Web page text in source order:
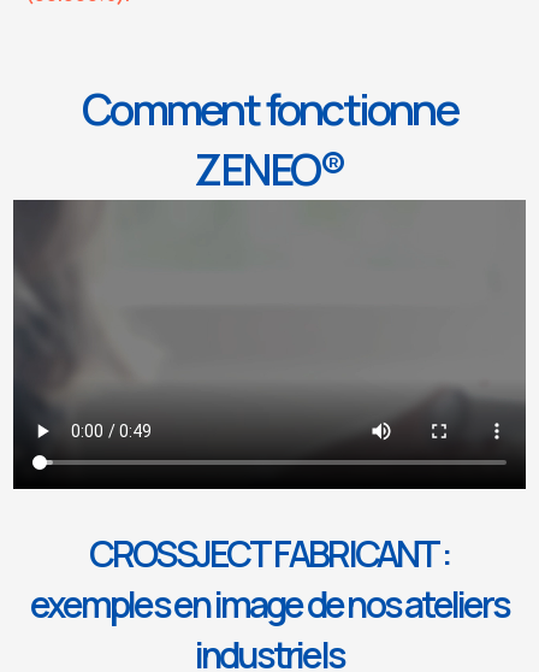
Comment fonctionne
ZENEO®
CROSSJECT FABRICANT :
exemples en image de nos ateliers
industriels